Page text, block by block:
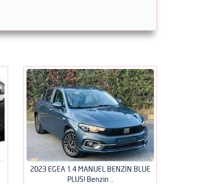
2023 EGEA 1.4 MANUEL BENZİN BLUE
PLUS! Benzin ..